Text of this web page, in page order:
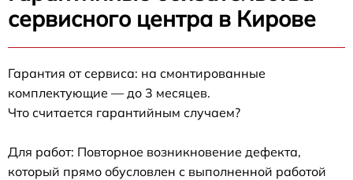
сервисного центра в Кирове
Гарантия от сервиса: на смонтированные
комплектующие — до 3 месяцев.
Что считается гарантийным случаем?
Для работ: Повторное возникновение дефекта,
который прямо обусловлен с выполненной работой